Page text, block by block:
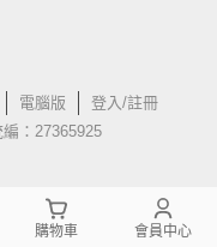
電腦版
登入/註冊
：27365925
購物車 會員中心